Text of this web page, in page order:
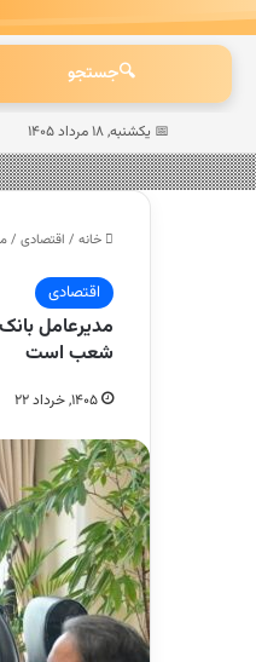
🔍جستجو
📅 یکشنبه, ۱۸ مرداد ۱۴۰۵
خانه / اقتصادی /
اقتصادی
مدیرعامل
شعب است
۱۴۰۵, خرداد ۲۲